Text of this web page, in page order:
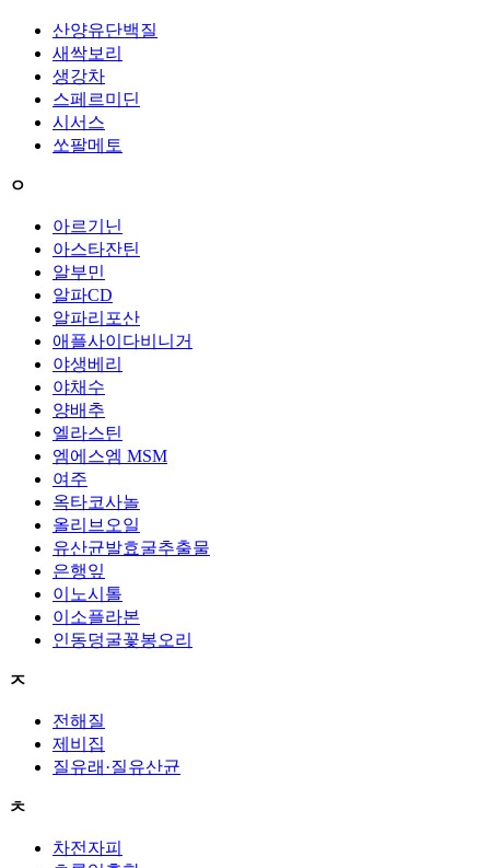
산양유단백질
새싹보리
생강차
스페르미딘
시서스
쏘팔메토
ㅇ
아르기닌
아스타잔틴
알부민
알파CD
알파리포산
애플사이다비니거
야생베리
야채수
양배추
엘라스틴
엠에스엠 MSM
여주
옥타코사놀
올리브오일
유산균발효굴추출물
은행잎
이노시톨
이소플라본
인동덩굴꽃봉오리
ㅈ
전해질
제비집
질유래·질유산균
ㅊ
차전자피